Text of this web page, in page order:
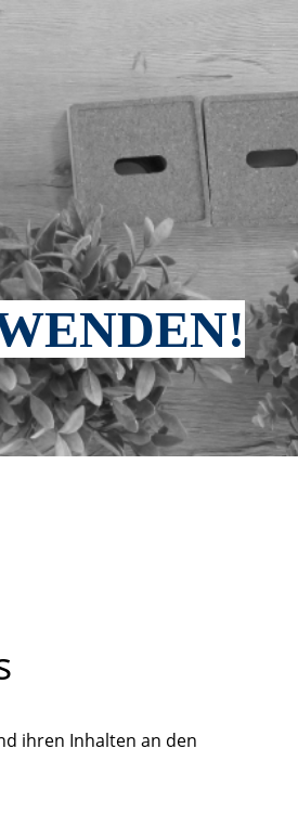
ihren Inhalten an den